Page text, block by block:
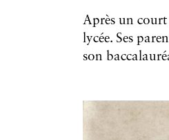
Après un court
lycée. Ses
son
Galerie